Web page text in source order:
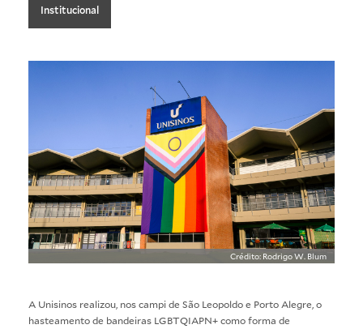
Institucional
Crédito: Rodrigo W. Blum
A Unisinos realizou, nos campi de São Leopoldo e Porto Alegre, o
hasteamento de bandeiras LGBTQIAPN+ como forma de